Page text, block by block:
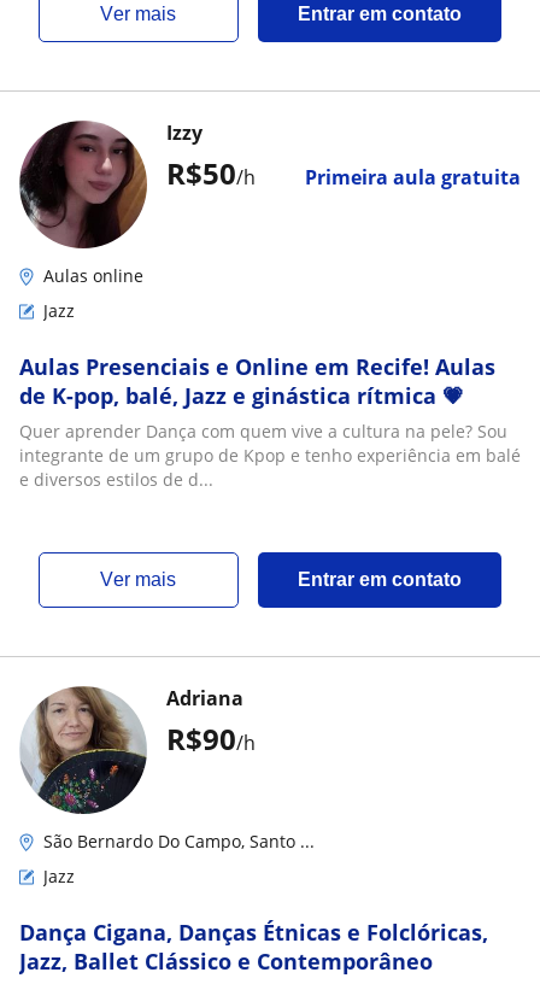
ver mais Entrar em contato
R$50/h Primeira aula gratuita
Izzy
Aulas online
Jazz
Aulas Presenciais e Online em Recife! Aulas
de K-pop, balé, Jazz e ginástica rítmica 💗
Quer aprender Dança com quem vive a cultura na pele? Sou
integrante de um grupo de Kpop e tenho experiência em balé
e diversos estilos de d...
ver mais Entrar em contato
R$90/h
Adriana
São Bernardo Do Campo, Santo ...
Jazz
Dança Cigana, Danças Étnicas e Folclóricas,
Jazz, Ballet Clássico e Contemporâneo